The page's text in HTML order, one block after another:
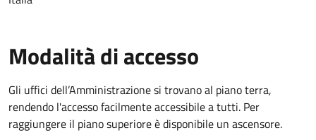
Modalità di accesso
Gli uffici dell’Amministrazione si trovano al piano terra,
rendendo l'accesso facilmente accessibile a tutti. Per
raggiungere il piano superiore è disponibile un ascensore.